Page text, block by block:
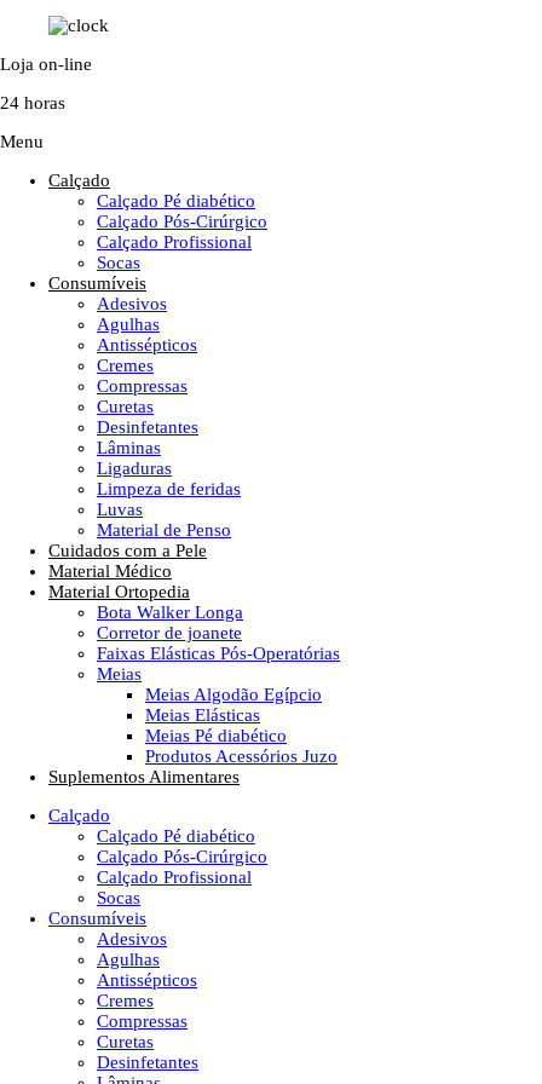
Loja on-line
24 horas
Menu
Calçado
Calçado Pé diabético
Calçado Pós-Cirúrgico
Calçado Profissional
Socas
Consumíveis
Adesivos
Agulhas
Antissépticos
Cremes
Compressas
Curetas
Desinfetantes
Lâminas
Ligaduras
Limpeza de feridas
Luvas
Material de Penso
Cuidados com a Pele
Material Médico
Material Ortopedia
Bota Walker Longa
Corretor de joanete
Faixas Elásticas Pós-Operatórias
Meias
Meias Algodão Egípcio
Meias Elásticas
Meias Pé diabético
Produtos Acessórios Juzo
Suplementos Alimentares
Calçado
Calçado Pé diabético
Calçado Pós-Cirúrgico
Calçado Profissional
Socas
Consumíveis
Adesivos
Agulhas
Antissépticos
Cremes
Compressas
Curetas
Desinfetantes